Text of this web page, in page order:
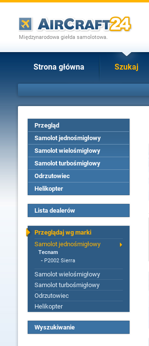
Międzynarodowa giełda samolotowa.
Strona główna Szukaj
Przegląd
Samolot jednośmigłowy
Samolot wielośmigłowy
Samolot turbośmigłowy
Odrzutowiec
Helikopter
Lista dealerów
Przeglądaj wg marki
Samolot jednośmigłowy
Tecnam
- P2002 Sierra
Samolot wielośmigłowy
Samolot turbośmigłowy
Odrzutowiec
Helikopter
Wyszukiwanie